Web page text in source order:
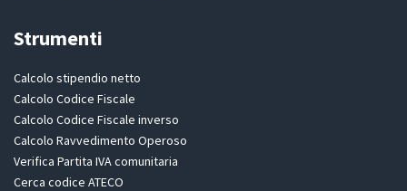
Strumenti
Calcolo stipendio netto
Calcolo Codice Fiscale
Calcolo Codice Fiscale inverso
Calcolo Ravvedimento Operoso
Verifica Partita IVA comunitaria
Cerca codice ATECO